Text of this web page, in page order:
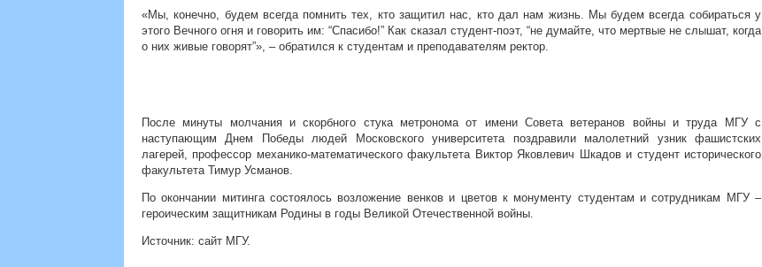
«Мы, конечно, будем всегда помнить тех, кто защитил нас, кто дал нам жизнь. Мы будем всегда собираться у
этого Вечного огня и говорить им: “Спасибо!” Как сказал студент-поэт, “не думайте, что мертвые не слышат, когда
о них живые говорят”», – обратился к студентам и преподавателям ректор.
После минуты молчания и скорбного стука метронома от имени Совета ветеранов войны и труда МГУ с
наступающим Днем Победы людей Московского университета поздравили малолетний узник фашистских
лагерей, профессор механико-математического факультета Виктор Яковлевич Шкадов и студент исторического
факультета Тимур Усманов.
По окончании митинга состоялось возложение венков и цветов к монументу студентам и сотрудникам МГУ –
героическим защитникам Родины в годы Великой Отечественной войны.
Источник: сайт МГУ.